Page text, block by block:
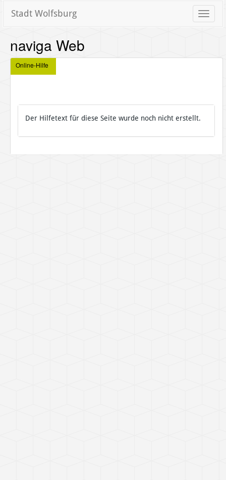
Toggle
Stadt Wolfsburg
naviga Web
Online-Hilfe
Der Hilfetext für diese Seite wurde noch nicht erstellt.